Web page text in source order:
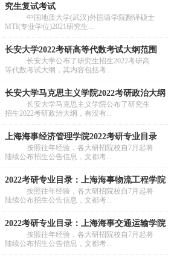
究生复试考试
中国地质大学(武汉)外国语学院翻译硕士
MTI(专业学位)2021研究生...
长安大学2022考研高等代数考试大纲范围
长安大学公布了研究生招生2022考研高
等代数考试大纲，其内容包括考...
长安大学马克思主义学院2022考研政治大纲
长安大学马克思主义学院公布了研究生
招生2022考研政治大纲，有没有...
上海海事经济管理学院2022考研专业目录
按照往年经验，各大研招院校自7月起将
陆续公布招生公告信息，文都考...
2022考研专业目录：上海海事物流工程学院
按照往年经验，各大研招院校自7月起将
陆续公布招生公告信息，文都考...
2022考研专业目录：上海海事交通运输学院
按照往年经验，各大研招院校自7月起将
陆续公布招生公告信息，文都考...